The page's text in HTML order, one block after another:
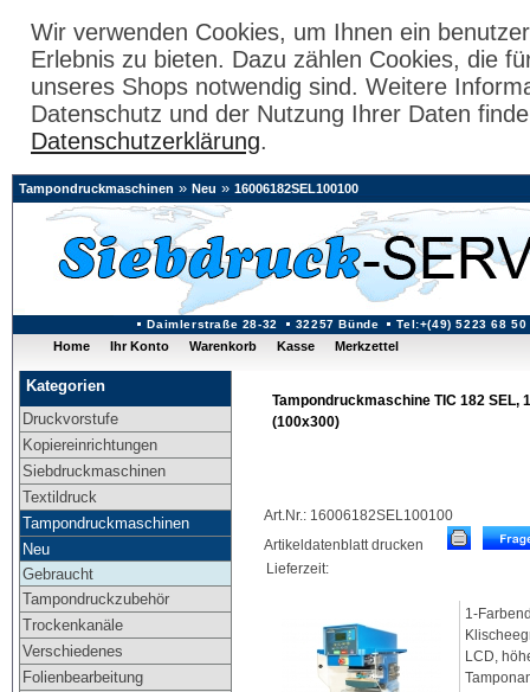
Wir verwenden Cookies, um Ihnen ein
Erlebnis zu bieten. Dazu zählen Cookies, die
unseres Shops notwendig sind. Weitere
Datenschutz und der Nutzung Ihrer Daten
Datenschutzerklärung.
Daimlerstraße 28-32 32257 Bünde Tel:+(49) 5223 68 50
Tampondruckmaschinen » Neu » 16006182SEL100100
Home Ihr Konto Warenkorb Kasse Merkzettel
Kategorien
Druckvorstufe
Kopiereinrichtungen
Siebdruckmaschinen
Textildruck
Tampondruckmaschinen
Neu
Gebraucht
Tampondruckzubehör
Trockenkanäle
Verschiedenes
Folienbearbeitung
Tampondruckmaschine TIC 182 SEL,
(100x300)
Art.Nr.: 16006182SEL100100
Artikeldatenblatt drucken
Lieferzeit:
1-
LCD,